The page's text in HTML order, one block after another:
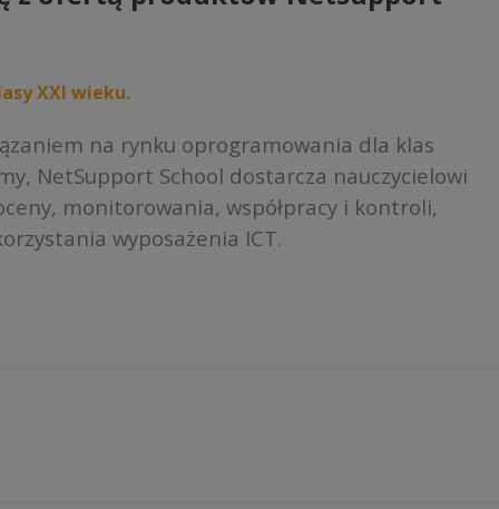
można
XXI wieku.
na rynku oprogramowania dla klas
NetSupport School dostarcza nauczycielowi
monitorowania, współpracy i kontroli,
wyposażenia ICT.